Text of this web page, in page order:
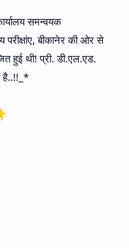
समन्वयक
परीक्षांए, बीकानेर की ओर से
हुई थी! प्री. डी.एल.एड.
है..!!_*